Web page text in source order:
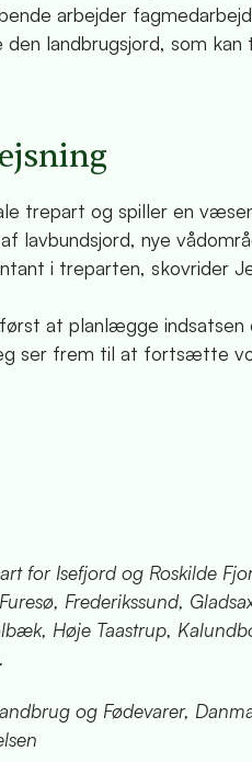
arbejder
landbrugsjord, som kan
trepart og spiller en
lavbundsjord, nye
i treparten, skovrider
at planlægge indsatsen
ser frem til at fortsætte
for Isefjord og Roskilde
Frederikssund,
Høje Taastrup,
og Fødevarer,